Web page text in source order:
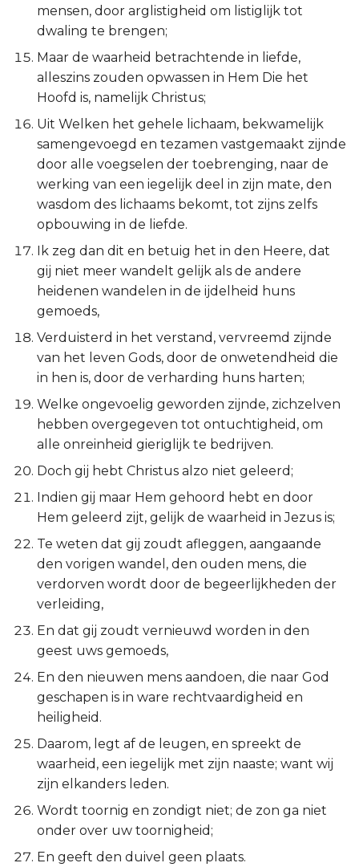
Klaagliederen
Ezechiël
Daniël
Hoséa
Joël
Amos
Obadja
Jona
Nahum
Hábakuk
Zefánja
Zacharía
Maleáchi
mensen, door arglistigheid om listiglijk tot
dwaling te brengen;
Maar de waarheid betrachtende in liefde,
alleszins zouden opwassen in Hem Die het
Hoofd is, namelijk Christus;
Uit Welken het gehele lichaam, bekwamelijk
samengevoegd en tezamen vastgemaakt zijnde
door alle voegselen der toebrenging, naar de
werking van een iegelijk deel in zijn mate, den
wasdom des lichaams bekomt, tot zijns zelfs
opbouwing in de liefde.
Ik zeg dan dit en betuig het in den Heere, dat
gij niet meer wandelt gelijk als de andere
heidenen wandelen in de ijdelheid huns
gemoeds,
Verduisterd in het verstand, vervreemd zijnde
van het leven Gods, door de onwetendheid die
in hen is, door de verharding huns harten;
Welke ongevoelig geworden zijnde, zichzelven
hebben overgegeven tot ontuchtigheid, om
alle onreinheid gieriglijk te bedrijven.
Doch gij hebt Christus alzo niet geleerd;
Indien gij maar Hem gehoord hebt en door
Hem geleerd zijt, gelijk de waarheid in Jezus is;
Te weten dat gij zoudt afleggen, aangaande
den vorigen wandel, den ouden mens, die
verdorven wordt door de begeerlijkheden der
verleiding,
En dat gij zoudt vernieuwd worden in den
geest uws gemoeds,
En den nieuwen mens aandoen, die naar God
geschapen is in ware rechtvaardigheid en
heiligheid.
Daarom, legt af de leugen, en spreekt de
waarheid, een iegelijk met zijn naaste; want wij
zijn elkanders leden.
Wordt toornig en zondigt niet; de zon ga niet
onder over uw toornigheid;
En geeft den duivel geen plaats.